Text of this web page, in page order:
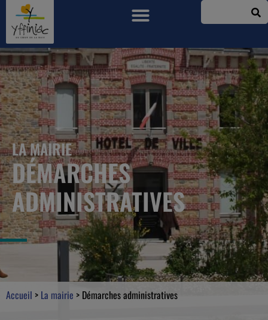
LA MAIRIE
DÉMARCHES
ADMINISTRATIVES
Accueil > La mairie > Démarches administratives